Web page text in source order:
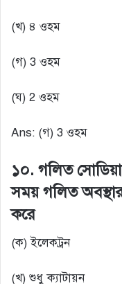
(খ) ৪ ওহম
(গ) 3 ওহম
(ঘ) 2 ওহম
Ans: (গ) 3 ওহম
১০. গলিত
সময় গলিত
করে
(ক) ইলেকট্রন
(খ) শুধু ক্যাটায়ন